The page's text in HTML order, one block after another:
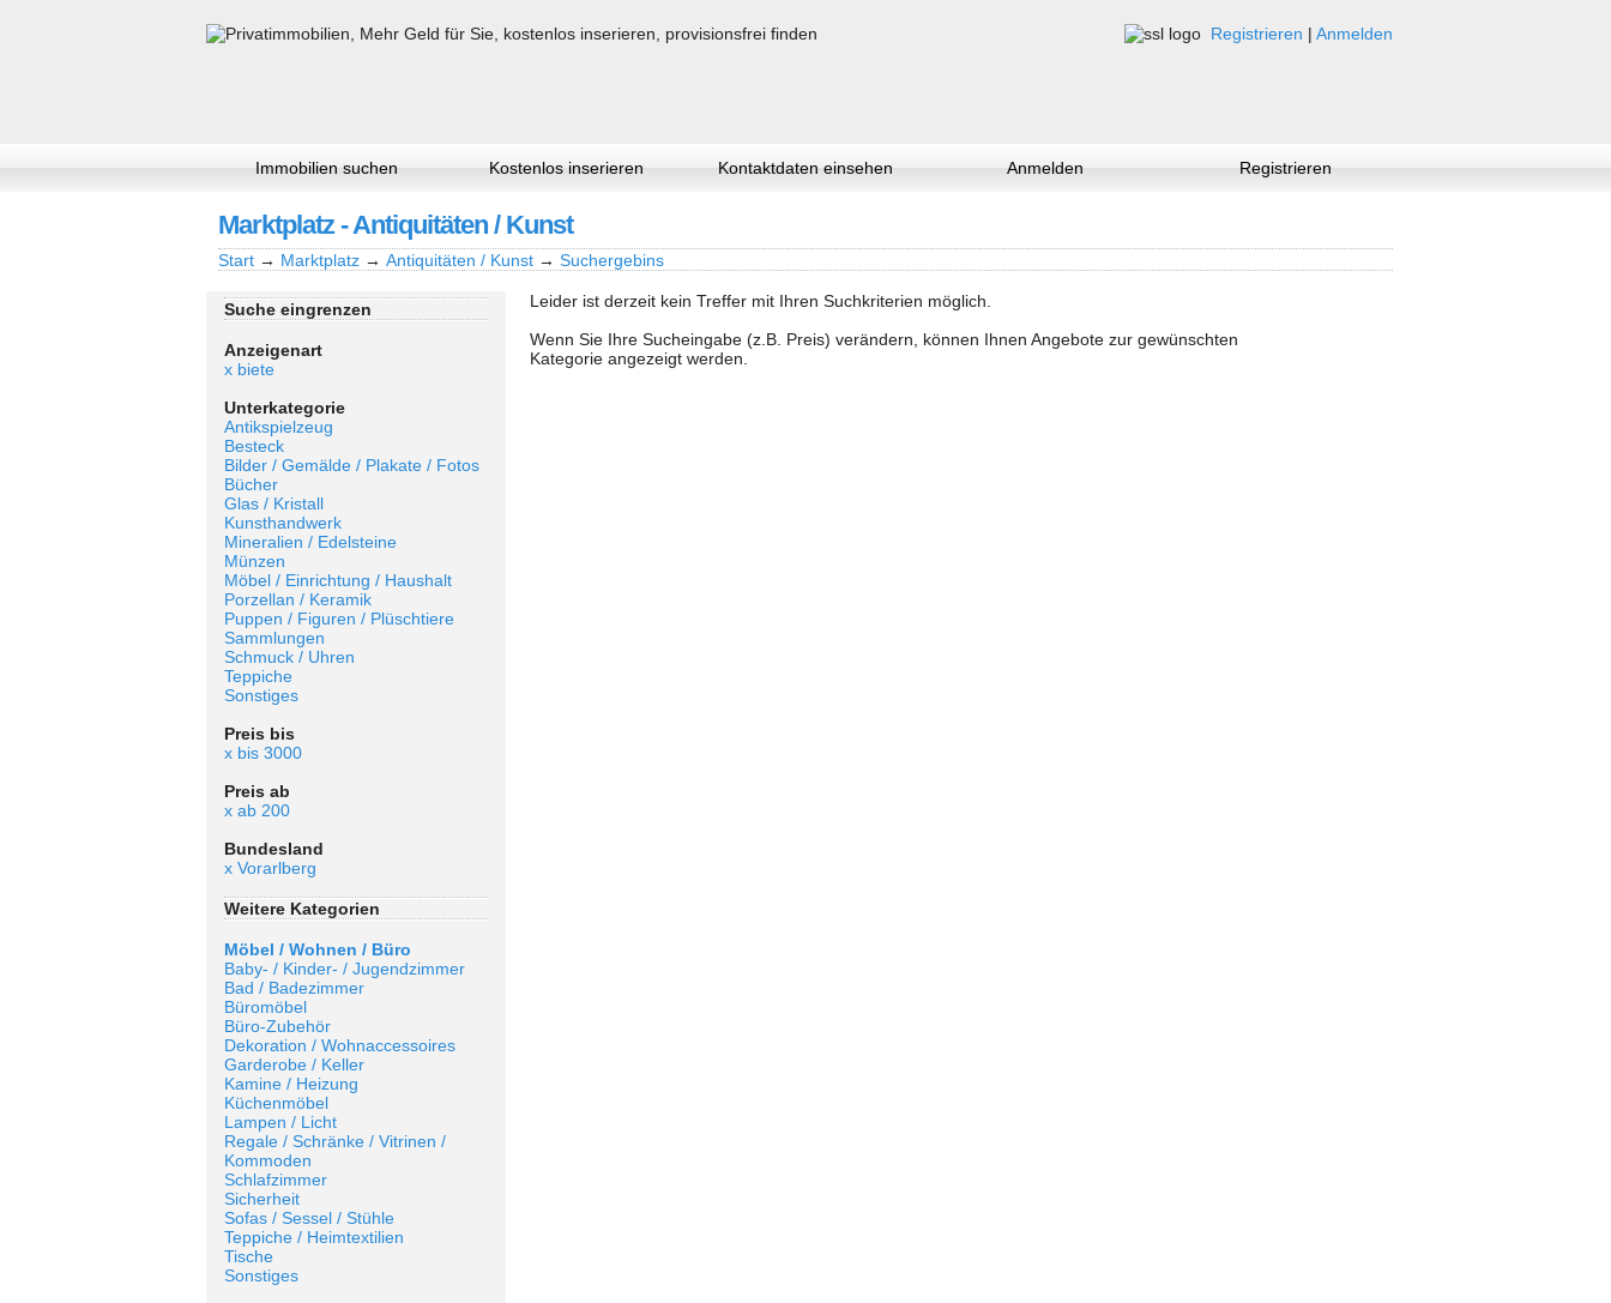
Registrieren | Anmelden
Immobilien suchen Kostenlos inserieren Kontaktdaten einsehen Anmelden Registrieren
Marktplatz - Antiquitäten / Kunst
Start → Marktplatz → Antiquitäten / Kunst → Suchergebins
Suche eingrenzen
Anzeigenart
x biete
Unterkategorie
Antikspielzeug
Besteck
Bilder / Gemälde / Plakate / Fotos
Bücher
Glas / Kristall
Kunsthandwerk
Mineralien / Edelsteine
Münzen
Möbel / Einrichtung / Haushalt
Porzellan / Keramik
Puppen / Figuren / Plüschtiere
Sammlungen
Schmuck / Uhren
Teppiche
Sonstiges
Preis bis
x bis 3000
Preis ab
x ab 200
Bundesland
x Vorarlberg
Weitere Kategorien
Möbel / Wohnen / Büro
Baby- / Kinder- / Jugendzimmer
Bad / Badezimmer
Büromöbel
Büro-Zubehör
Dekoration / Wohnaccessoires
Garderobe / Keller
Kamine / Heizung
Küchenmöbel
Lampen / Licht
Regale / Schränke / Vitrinen /
Kommoden
Schlafzimmer
Sicherheit
Sofas / Sessel / Stühle
Teppiche / Heimtextilien
Tische
Sonstiges
Leider ist derzeit kein Treffer mit Ihren Suchkriterien möglich.
Wenn Sie Ihre Sucheingabe (z.B. Preis) verändern, können Ihnen Angebote zur gewünschten
Kategorie angezeigt werden.